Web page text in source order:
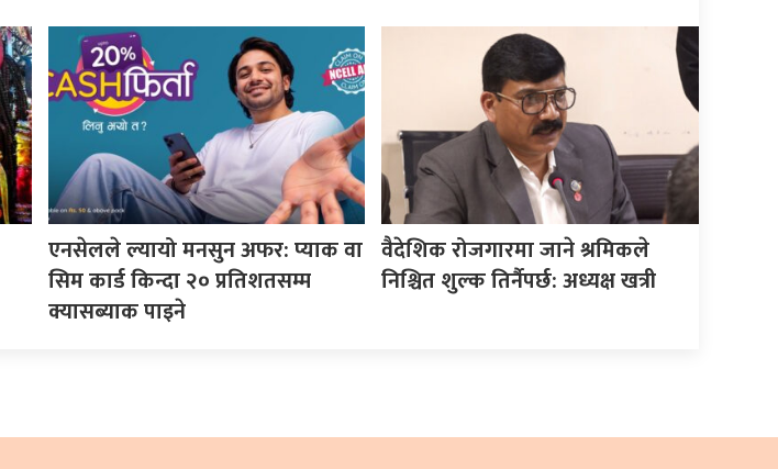
एनसेलले ल्यायो मनसुन अफर: प्याक वा
सिम कार्ड किन्दा २० प्रतिशतसम्म
क्यासब्याक पाइने
वैदेशिक रोजगारमा जाने श्रमिकले
निश्चित शुल्क तिर्नैपर्छ: अध्यक्ष खत्री